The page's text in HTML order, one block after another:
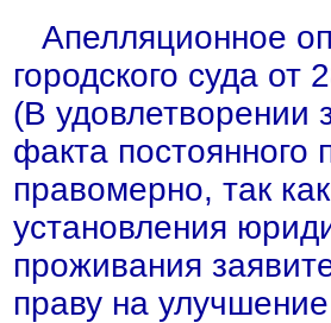
Апелляционное
городского суда
(В удовлетворении
факта постоянного
правомерно, так
установления
проживания
праву на